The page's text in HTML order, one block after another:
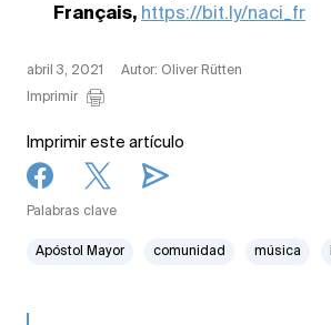
Français, https://bit.ly/naci_fr
abril 3, 2021
Autor: Oliver Rütten
Imprimir
Imprimir este artículo
Palabras clave
Apóstol Mayor comunidad música